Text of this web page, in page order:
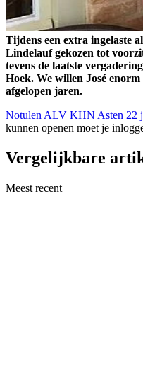
Tijdens een extra ingelaste
Lindelauf gekozen tot
tevens de laatste
Hoek. We willen José
afgelopen jaren.
Notulen ALV KHN Asten 22
kunnen openen moet je
Vergelijkbare
Meest recent